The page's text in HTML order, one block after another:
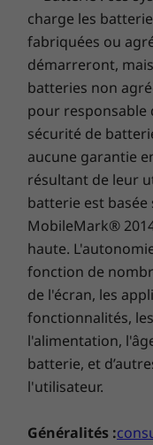
Dolby Audio™
partout où vous
charge les
fabriquées ou
démarreront,
batteries non
pour responsable
sécurité de
aucune garantie
résultant de leur
batterie est
MobileMark®
haute.
fonction de
de l'écran, les
fonctionnalités,
l'alimentation,
batterie, et
l'utilisateur.
Généralités :